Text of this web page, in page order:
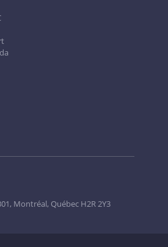
Montréal, Québec H2R 2Y3